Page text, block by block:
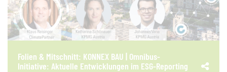
Folien & Mitschnitt: KONNEX BAU | Omnibus-
Initiative: Aktuelle Entwicklungen im ESG-Reporting